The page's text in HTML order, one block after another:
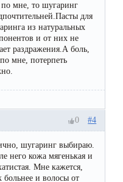
мне, то шугаринг
для
из натуральных
и от них не
раздражения.А боль,
мне, потерпеть
#4
0
шугаринг выбираю.
него кожа мягенькая и
Мне кажется,
больнее и волосы от